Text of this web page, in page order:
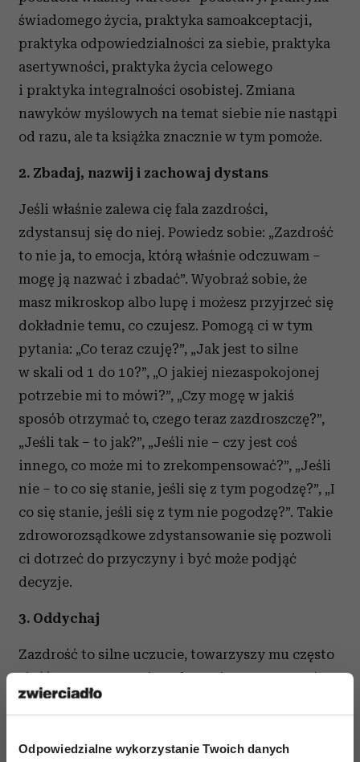
Odpowiedzialne wykorzystanie Twoich danych
świadomego życia, praktyka samoakceptacji,
praktyka odpowiedzialności za siebie, praktyka
asertywności, praktyka życia celowego
i praktyka integralności osobistej. Zmiana
nawyków myślowych na temat siebie nie nastąpi
od razu, ale ta książka znacznie w tym pomoże.
2. Zbadaj, nazwij i zachowaj dystans
Jeśli właśnie zalewa cię fala zazdrości,
zdystansuj się do niej. Powiedz sobie: „Zazdrość
to nie ja, to emocja, którą właśnie odczuwam –
mogę ją nazwać i zbadać”. Wyobraź sobie, że
masz mikroskop albo lupę i możesz przyjrzeć się
dokładnie temu, co czujesz. Pomogą ci w tym
pytania: „Co teraz czuję?”, „Jak jest to silne
w skali od 1 do 10?”, „O jakiej niezaspokojonej
potrzebie mi to mówi?”, „Czy mogę w jakiś
sposób otrzymać to, czego teraz zazdroszczę?”,
„Jeśli tak – to jak?”, „Jeśli nie – czy jest coś
innego, co może mi to zrekompensować?”, „Jeśli
nie – to co się stanie, jeśli się z tym pogodzę?”, „I
co się stanie, jeśli się z tym nie pogodzę?”. Takie
zdroworozsądkowe zdystansowanie się pozwoli
ci dotrzeć do przyczyny i być może podjąć
decyzje.
3. Oddychaj
Zazdrość to silne uczucie, towarzyszy mu często
złość, a nawet agresja. Gdy czujesz mocny gniew,
weź 10 pogłębionych spokojnych oddechów,
logicznego myślenia. Wdychaj i wydychaj